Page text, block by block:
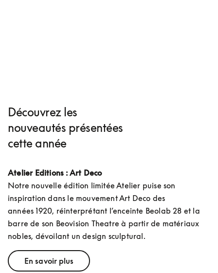
Découvrez les
nouveautés présentées
cette année
Atelier Editions : Art Deco
Notre nouvelle édition limitée Atelier puise son
inspiration dans le mouvement Art Deco des
années 1920, réinterprétant l’enceinte Beolab 28 et la
barre de son Beovision Theatre à partir de matériaux
nobles, dévoilant un design sculptural.
En savoir plus